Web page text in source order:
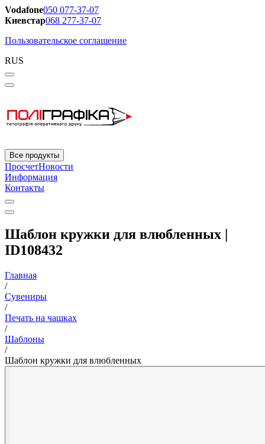
Vodafone050 077-37-07
Киевстар068 277-37-07
Пользовательское соглашение
RUS
Все продукты
ПросчетНовости
Информация
Контакты
Шаблон кружки для влюбленных |
ID108432
Главная
/
Сувениры
/
Печать на чашках
/
Шаблоны
/
Шаблон кружки для влюбленных